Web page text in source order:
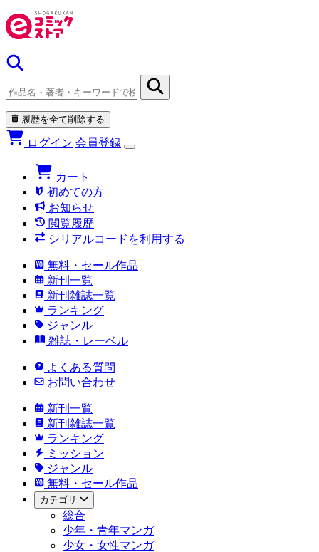
履歴を全て削除する
ログイン 会員登録
カート
初めての方
お知らせ
閲覧履歴
シリアルコードを利用する
無料・セール作品
新刊一覧
新刊雑誌一覧
ランキング
ジャンル
雑誌・レーベル
よくある質問
お問い合わせ
新刊一覧
新刊雑誌一覧
ランキング
ミッション
ジャンル
無料・セール作品
カテゴリ
総合
少年・青年マンガ
少女・女性マンガ